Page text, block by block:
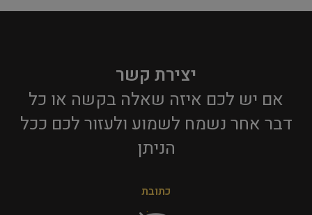
יצירת קשר
אם יש לכם איזה שאלה בקשה או כל
דבר אחר נשמח לשמוע ולעזור לכם ככל
הניתן​
כתובת